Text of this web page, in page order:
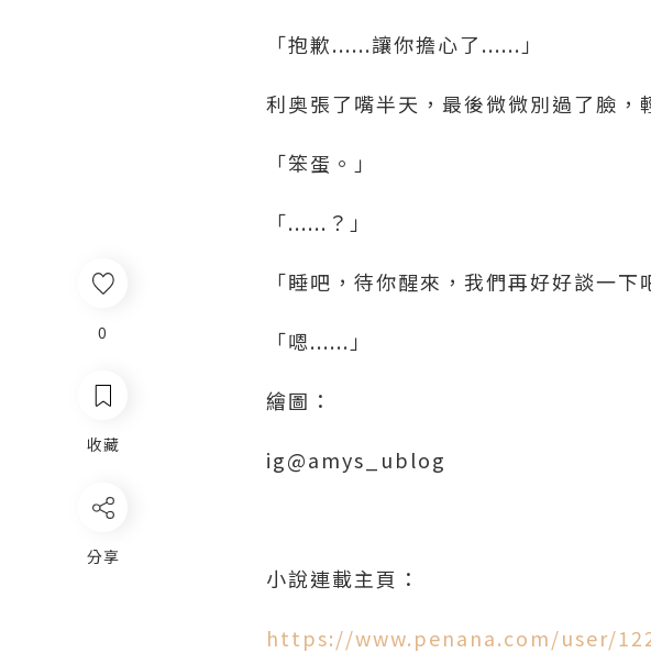
0
收藏
分享
「抱歉......讓你擔心了......」
利奥張了嘴半天，最後微微別過了臉，
「笨蛋。」
「......？」
「睡吧，待你醒來，我們再好好談一
「嗯......」
繪圖：
ig@amys_ublog
小說連載主頁：
https://www.penana.com/user/